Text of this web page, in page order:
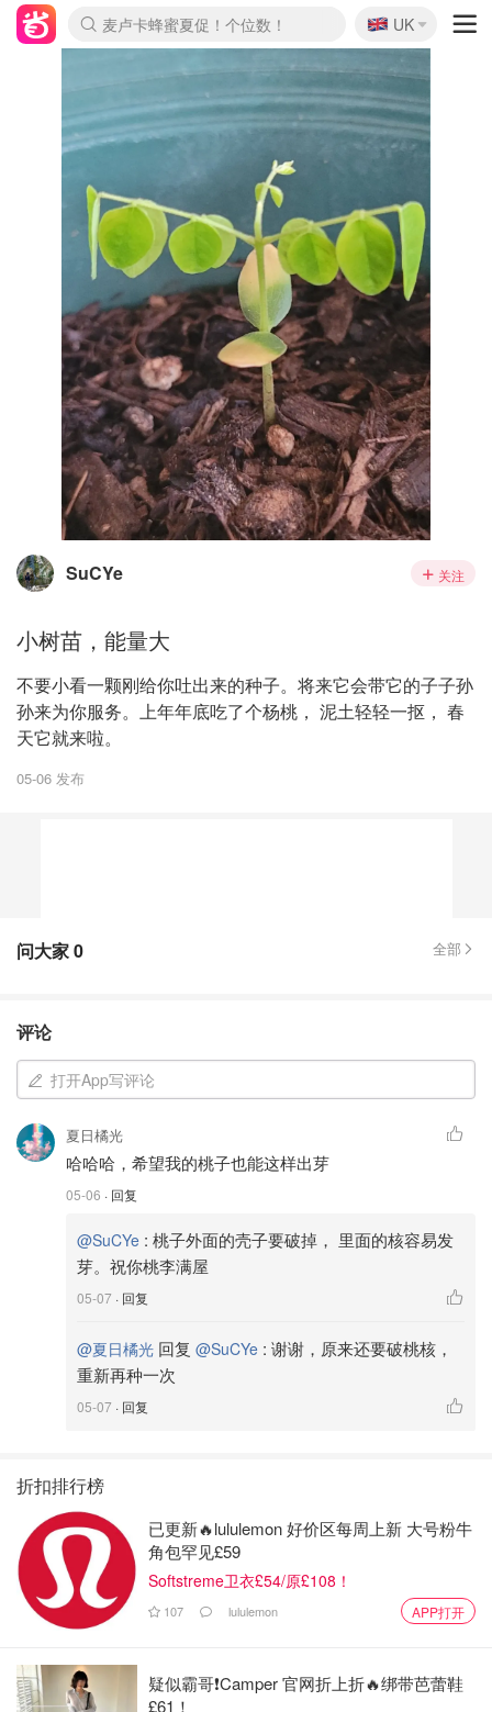
Prada/Miu 4.8折！
🇬🇧
UK
SuCYe 关注
小树苗，能量大
不要小看一颗刚给你吐出来的种子。将来它会带它的子子孙
孙来为你服务。上年年底吃了个杨桃， 泥土轻轻一抠， 春
天它就来啦。
05-06 发布
问大家0 全部
评论
打开App写评论
夏日橘光
哈哈哈，希望我的桃子也能这样出芽
05-06 · 回复
@SuCYe : 桃子外面的壳子要破掉， 里面的核容易发
芽。祝你桃李满屋
05-07 · 回复
@夏日橘光 回复 @SuCYe : 谢谢，原来还要破桃核，
重新再种一次
05-07 · 回复
折扣排行榜
已更新🔥lululemon 好价区每周上新 大号粉牛
角包罕见£59
Softstreme卫衣£54/原£108！
107 lululemon APP打开
疑似霸哥❗️Camper 官网折上折🔥绑带芭蕾鞋
£61！